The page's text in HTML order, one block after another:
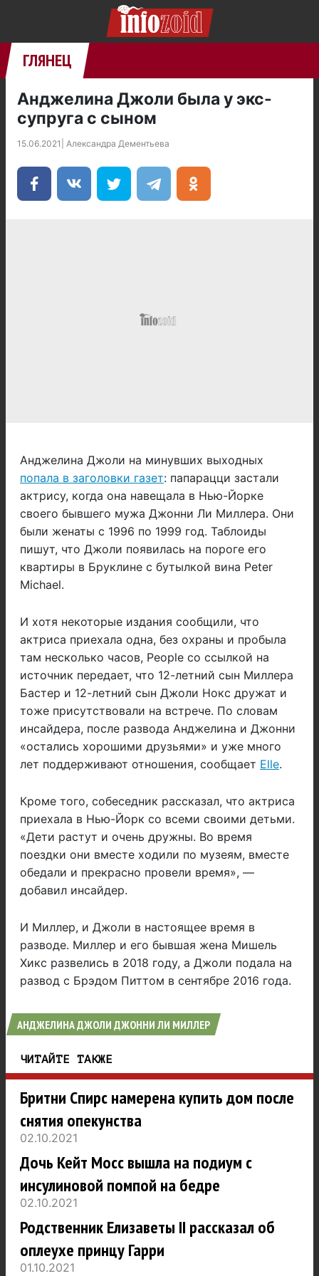
ГЛЯНЕЦ
Анджелина Джоли была у экс-
супруга с сыном
15.06.2021 Александра Дементьева
Анджелина Джоли на минувших выходных
попала в заголовки газет: папарацци застали
актрису, когда она навещала в Нью-Йорке
своего бывшего мужа Джонни Ли Миллера. Они
были женаты с 1996 по 1999 год. Таблоиды
пишут, что Джоли появилась на пороге его
квартиры в Бруклине с бутылкой вина Peter
Michael.
И хотя некоторые издания сообщили, что
актриса приехала одна, без охраны и пробыла
там несколько часов, People со ссылкой на
источник передает, что 12-летний сын Миллера
Бастер и 12-летний сын Джоли Нокс дружат и
тоже присутствовали на встрече. По словам
инсайдера, после развода Анджелина и Джонни
«остались хорошими друзьями» и уже много
лет поддерживают отношения, сообщает Elle.
Кроме того, собеседник рассказал, что актриса
приехала в Нью-Йорк со всеми своими детьми.
«Дети растут и очень дружны. Во время
поездки они вместе ходили по музеям, вместе
обедали и прекрасно провели время», —
добавил инсайдер.
И Миллер, и Джоли в настоящее время в
разводе. Миллер и его бывшая жена Мишель
Хикс развелись в 2018 году, а Джоли подала на
развод с Брэдом Питтом в сентябре 2016 года.
АНДЖЕЛИНА ДЖОЛИ ДЖОННИ ЛИ МИЛЛЕР
ЧИТАЙТЕ ТАКЖЕ
Бритни Спирс намерена купить дом после
снятия опекунства
02.10.2021
Дочь Кейт Мосс вышла на подиум с
инсулиновой помпой на бедре
02.10.2021
Родственник Елизаветы II рассказал об
оплеухе принцу Гарри
01.10.2021